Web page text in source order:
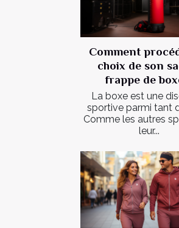
Comment
choix de son
frappe de
La boxe est une
sportive parmi tant
Comme les autres
leur...